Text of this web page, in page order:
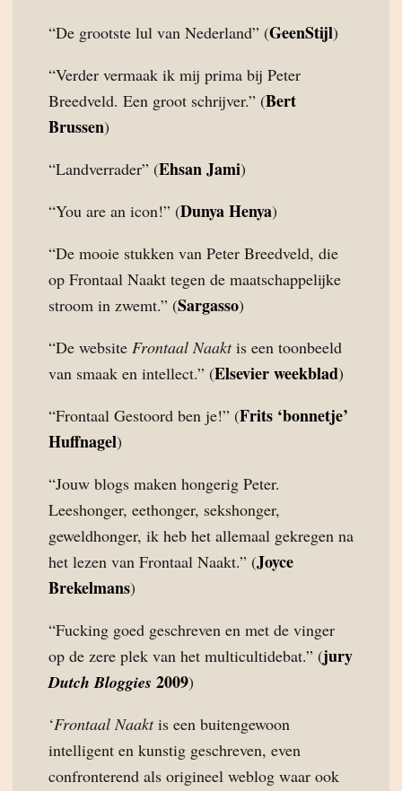
“De grootste lul van Nederland” (GeenStijl)
“Verder vermaak ik mij prima bij Peter
Breedveld. Een groot schrijver.” (Bert
Brussen)
“Landverrader” (Ehsan Jami)
“You are an icon!” (Dunya Henya)
“De mooie stukken van Peter Breedveld, die
op Frontaal Naakt tegen de maatschappelijke
stroom in zwemt.” (Sargasso)
“De website Frontaal Naaktis een toonbeeld
van smaak en intellect.” (Elsevier weekblad)
“Frontaal Gestoord ben je!” (Frits ‘bonnetje’
Huffnagel)
“Jouw blogs maken hongerig Peter.
Leeshonger, eethonger, sekshonger,
geweldhonger, ik heb het allemaal gekregen na
het lezen van Frontaal Naakt.” (Joyce
Brekelmans)
“Fucking goed geschreven en met de vinger
op de zere plek van het multicultidebat.” (jury
Dutch Bloggies 2009)
‘Frontaal Naaktis een buitengewoon
intelligent en kunstig geschreven, even
confronterend als origineel weblog waar ook